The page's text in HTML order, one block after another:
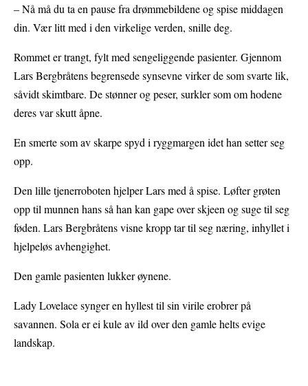
– Nå må du ta en pause fra drømmebildene og spise middagen
din. Vær litt med i den virkelige verden, snille deg.
Rommet er trangt, fylt med sengeliggende pasienter. Gjennom
Lars Bergbråtens begrensede synsevne virker de som svarte lik,
såvidt skimtbare. De stønner og peser, surkler som om hodene
deres var skutt åpne.
En smerte som av skarpe spyd i ryggmargen idet han setter seg
opp.
Den lille tjenerroboten hjelper Lars med å spise. Løfter grøten
opp til munnen hans så han kan gape over skjeen og suge til seg
føden. Lars Bergbråtens visne kropp tar til seg næring, inhyllet i
hjelpeløs avhengighet.
Den gamle pasienten lukker øynene.
Lady Lovelace synger en hyllest til sin virile erobrer på
savannen. Sola er ei kule av ild over den gamle helts evige
landskap.